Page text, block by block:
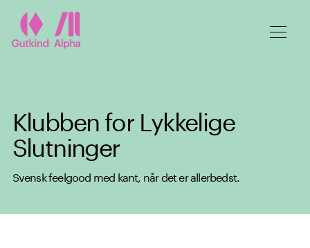
Spring til hovedindhold
Klubben for Lykkelige
Slutninger
Svensk feelgood med kant, når det er allerbedst.